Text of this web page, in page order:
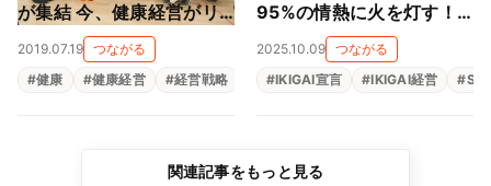
が集結 今、健康経営がリ
アルに動き出す
2019.07.19 つながる
#健康 #健康経営 #経営戦略
95%の情熱に火を灯す！
「一般社団法人日本IKIGAI
デザイン協会」設立記念イ
ベントを開催
2025.10.09 つながる
#IKIGAI宣言 #IKIGAI経営 #
関連記事をもっと見る